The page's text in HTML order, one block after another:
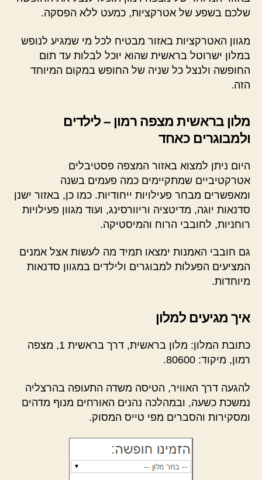
שלכם בשפע של אטרקציות, כמעט ללא הפסקה.
מגוון האטרקציות באזור מבטיח לכל מי שמגיע לנופש
במלון ישרוטל בראשית שהוא יוכל לבלות עד תום
החופשה ולנצל כל שניה של החופש במקום המיוחד
הזה.
מלון בראשית מצפה רמון – לילדים
ולמבוגרים כאחד
היום ניתן למצוא באזור המצפה פסטיבלים
אטרקטיביים שמתקיימים כמה פעמים בשנה
ומאפשרים מבחר פעילויות ייחודיות. כמו כן, באזור ישנן
סדנאות יוגה, מדיטציה וריוורסינג, ועוד מגוון פעילויות
רוחניות, לחובבי הרוח והמיסטיקה.
גם חובבי האמנות ימצאו תמיד מה לעשות אצל אמנים
המציעים הפעלות למבוגרים ולילדים במגוון סדנאות
מיוחדות.
איך מגיעים למלון
כתובת המלון: מלון בראשית, דרך בראשית 1, מצפה
רמון, מיקוד: 80600.
להגעה דרך האוויר, הטיסה משדה התעופה בהרצליה
נמשכת כשעה, ובמהלכה נהנים האורחים מנוף מדהים
ומסקירות והסברים מפי טייס המסוק.